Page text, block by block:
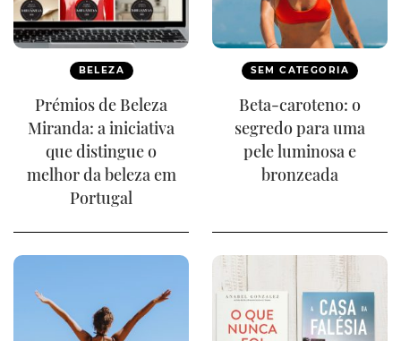
BELEZA
Prémios de Beleza
Miranda: a iniciativa
que distingue o
melhor da beleza em
Portugal
SEM CATEGORIA
Beta-caroteno: o
segredo para uma
pele luminosa e
bronzeada